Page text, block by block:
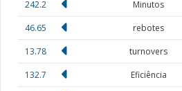
242.2
Minutos
46.65
rebotes
13.78
turnovers
132.7
Eficiência